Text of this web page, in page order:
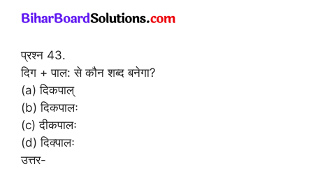
प्रश्न 43.
दिग + पाल: से कौन शब्द बनेगा?
(a) दिकपाल्
(b) दिकपालः
(c) दीकपालः
(d) दिक्पालः
उत्तर-